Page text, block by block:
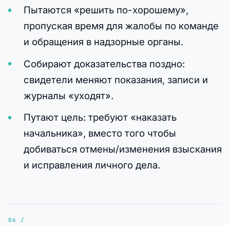
Пытаются «решить по-хорошему»,
пропуская время для жалобы по команде
и обращения в надзорные органы.
Собирают доказательства поздно:
свидетели меняют показания, записи и
журналы «уходят».
Путают цель: требуют «наказать
начальника», вместо того чтобы
добиваться отмены/изменения взыскания
и исправления личного дела.